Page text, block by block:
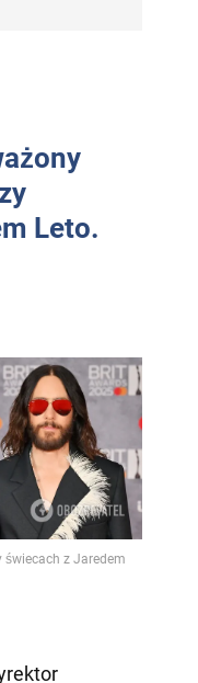
Leto.
świecach z Jaredem